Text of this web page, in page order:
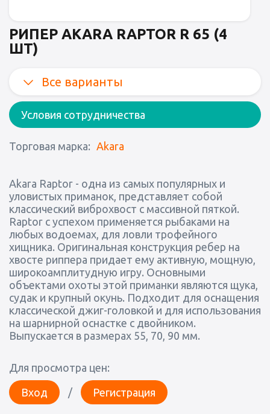
РИПЕР AKARA RAPTOR R 65 (4
ШТ)
Все варианты
Условия сотрудничества
Торговая марка: Akara
Akara Raptor - одна из самых популярных и
уловистых приманок, представляет собой
классический виброхвост с массивной пяткой.
Raptor с успехом применяется рыбаками на
любых водоемах, для ловли трофейного
хищника. Оригинальная конструкция ребер на
хвосте риппера придает ему активную, мощную,
широкоамплитудную игру. Основными
объектами охоты этой приманки являются щука,
судак и крупный окунь. Подходит для оснащения
классической джиг-головкой и для использования
на шарнирной оснастке с двойником.
Выпускается в размерах 55, 70, 90 мм.
Для просмотра цен:
Вход / Регистрация